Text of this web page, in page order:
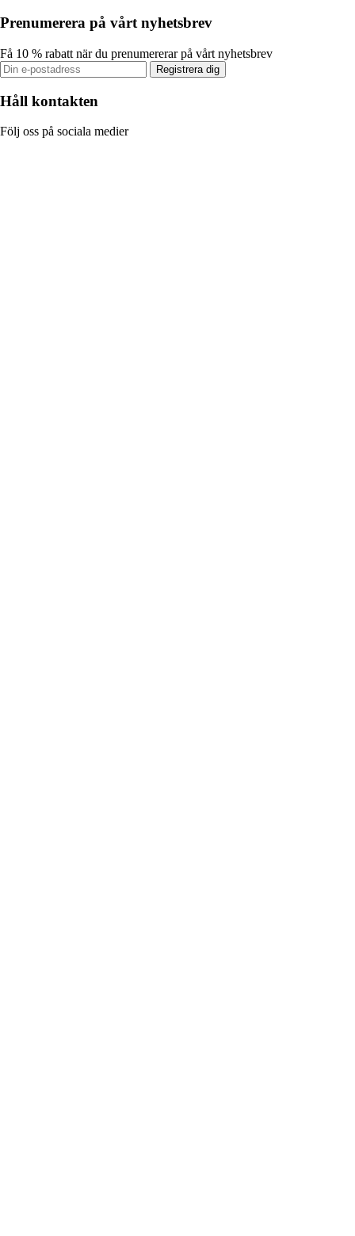
Prenumerera på vårt nyhetsbrev
Få 10 % rabatt när du prenumererar på vårt nyhetsbrev
Registrera dig
Håll kontakten
Följ oss på sociala medier